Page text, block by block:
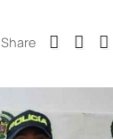
Share